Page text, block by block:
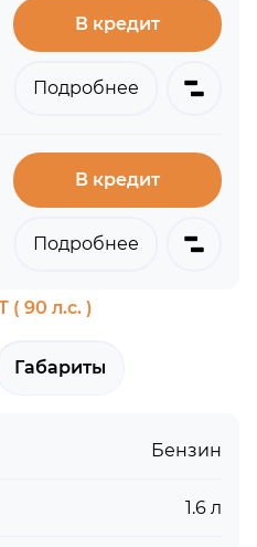
В кредит
Подробнее
В кредит
Подробнее
( 90 л.с. )
Габариты
Бензин
1.6 л